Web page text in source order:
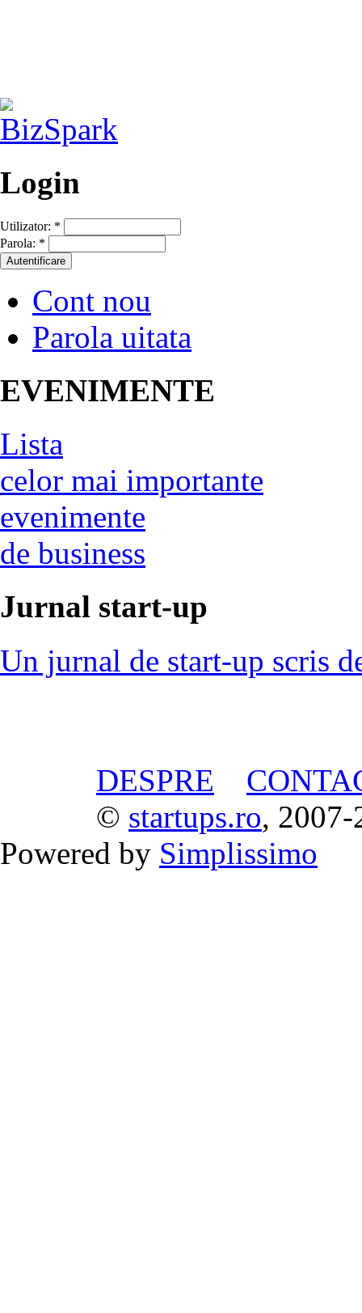
Login
Utilizator: *
Parola: *
Cont nou
Parola uitata
EVENIMENTE
Lista
celor mai importante
evenimente
de business
Jurnal start-up
Un jurnal de start-up scris
DESPRE
© startups.ro, 2007-
Powered by Simplissimo